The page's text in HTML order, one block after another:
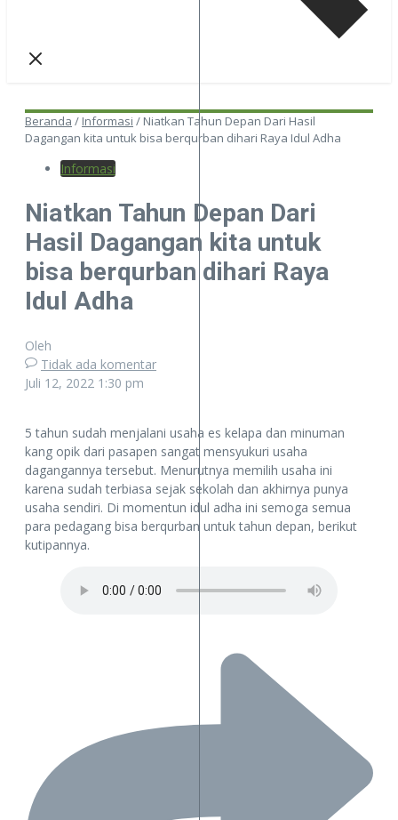
Beranda / Informasi / Niatkan Tahun Depan Dari Hasil
Dagangan kita untuk bisa berqurban dihari Raya Idul Adha
Informasi
Niatkan Tahun Depan Dari
Hasil Dagangan kita untuk
bisa berqurban dihari Raya
Idul Adha
Oleh
Tidak ada komentar
Juli 12, 2022 1:30 pm
5 tahun sudah menjalani usaha es kelapa dan minuman
kang opik dari pasapen sangat mensyukuri usaha
dagangannya tersebut. Menurutnya memilih usaha ini
karena sudah terbiasa sejak sekolah dan akhirnya punya
usaha sendiri. Di momentun idul adha ini semoga semua
para pedagang bisa berqurban untuk tahun depan, berikut
kutipannya.